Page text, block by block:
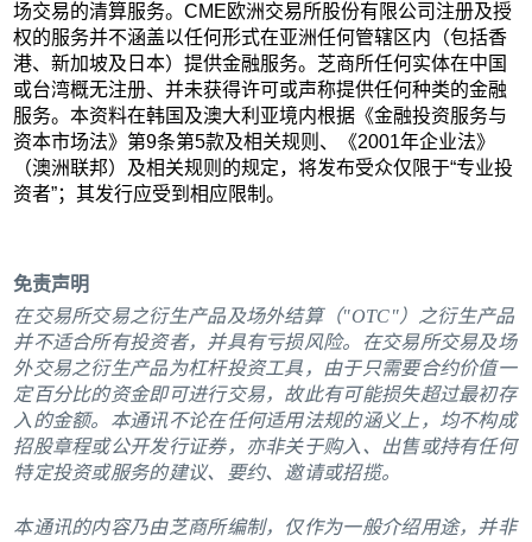
场交易的清算服务。CME欧洲交易所股份有限公司注册及授
权的服务并不涵盖以任何形式在亚洲任何管辖区内（包括香
港、新加坡及日本）提供金融服务。芝商所任何实体在中国
或台湾概无注册、并未获得许可或声称提供任何种类的金融
服务。本资料在韩国及澳大利亚境内根据《金融投资服务与
资本市场法》第9条第5款及相关规则、《2001年企业法》
（澳洲联邦）及相关规则的规定，将发布受众仅限于“专业投
资者”；其发行应受到相应限制。
免责声明
在交易所交易之衍生产品及场外结算（"OTC"）之衍生产品
并不适合所有投资者，并具有亏损风险。在交易所交易及场
外交易之衍生产品为杠杆投资工具，由于只需要合约价值一
定百分比的资金即可进行交易，故此有可能损失超过最初存
入的金额。本通讯不论在任何适用法规的涵义上，均不构成
招股章程或公开发行证券，亦非关于购入、出售或持有任何
特定投资或服务的建议、要约、邀请或招揽。
本通讯的内容乃由芝商所编制，仅作为一般介绍用途，并非